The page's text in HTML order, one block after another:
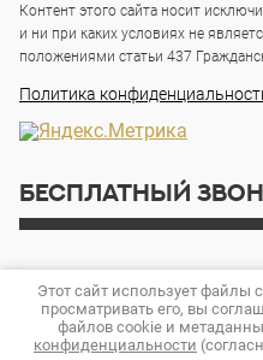
Контент этого сайта носит
и ни при каких условиях не
положениями статьи 437
Политика
БЕСПЛАТНЫЙ
8 800 444 42 40
AR-GRAD-STROY@MAIL.RU
Этот сайт использует
просматривать его, вы
файлов cookie и
конфиденциальности